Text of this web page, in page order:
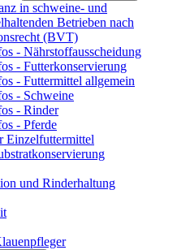
in schweine- und
Betrieben nach
(BVT)
- Nährstoffausscheidung
- Futterkonservierung
- Futtermittel allgemein
- Schweine
- Rinder
- Pferde
Einzelfuttermittel
und Rinderhaltung